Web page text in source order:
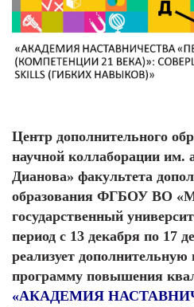
Центр дополнительного
научной коллаборации
Дианова» факультета
образования ФГБОУ ВО
государственный
период с 13 декабря по 17
реализует
программу повышения
«АКАДЕМИЯ